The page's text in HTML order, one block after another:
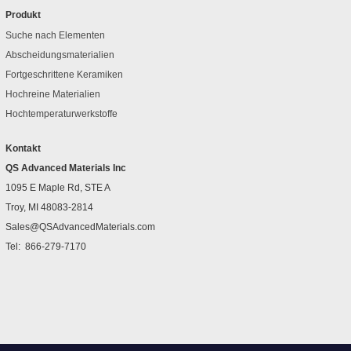
Produkt
Suche nach Elementen
Abscheidungsmaterialien
Fortgeschrittene Keramiken
Hochreine Materialien
Hochtemperaturwerkstoffe
Kontakt
QS Advanced Materials Inc
1095 E Maple Rd, STE A
Troy, MI 48083-2814
Sales@QSAdvancedMaterials.com
Tel: 866-279-7170